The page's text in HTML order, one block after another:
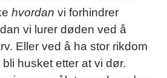
hvordan vi forhindrer
vi lurer døden ved å
Eller ved å ha stor rikdom
husket etter at vi dør.